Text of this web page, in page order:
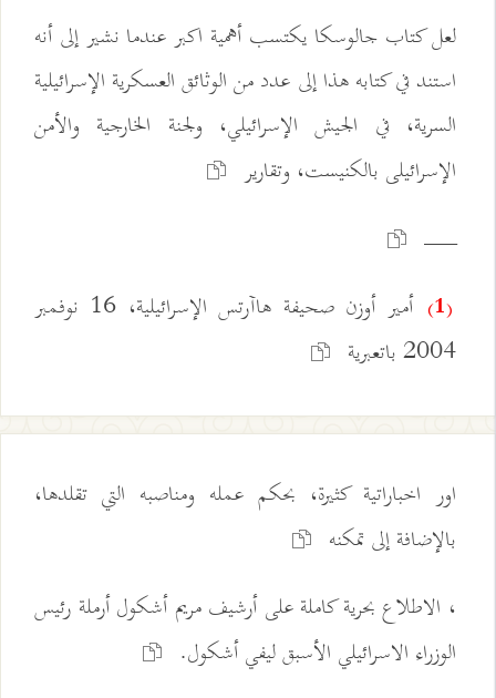
لعل كتاب جالوسكا يكتسب أهمية اكبر عندما نشير إلى أنه
استند في كتابه هذا إلى عدد من الوثائق العسكرية الإسرائيلية
السرية، في الجيش الإسرائيلي، ولجنة الخارجية والأمن
الإسرائيلى بالكنيست، وتقارير
ـــــــــــــــــــــــــــــ
(1)
أمير أوزن صحيفة هاآرتس الإسرائيلية، 16 نوفمبر
2004 باتعبرية
اور اخباراتية كثيرة، بحكم عمله ومناصبه التي تقلدها،
بالإضافة إلى تمكنه
، الاطلاع بحرية كاملة على أرشيف مريم أشكول أرملة رئيس
الوزراء الاسرائيلي الأسبق ليفي أشكول.